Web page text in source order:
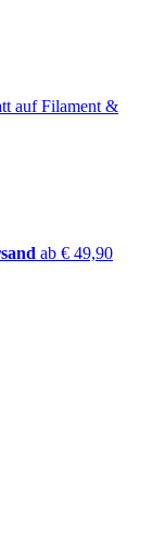
auf Filament &
ab € 49,90